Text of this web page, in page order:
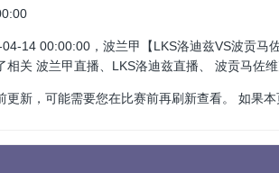
04-14 00:00:00，波兰甲【LKS洛迪兹VS波贡
关 波兰甲直播、LKS洛迪兹直播、 波贡马佐
更新，可能需要您在比赛前再刷新查看。 如果